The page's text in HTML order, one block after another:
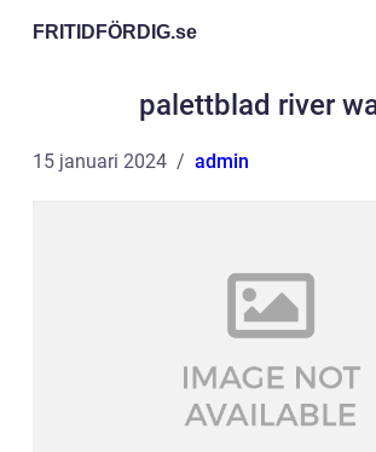
FRITIDFÖRDIG.se
palettblad river
15 januari 2024 admin